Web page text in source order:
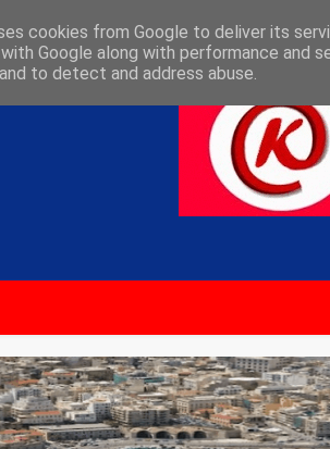
cookies from Google to deliver its
Google along with performance and
to detect and address abuse.